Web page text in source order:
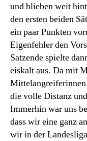
und blieben weit
den ersten beiden
ein paar Punkten
Eigenfehler den
Satzende spielte
eiskalt aus. Da mit
die volle Distanz
Immerhin war uns
dass wir eine ganz
wir in der